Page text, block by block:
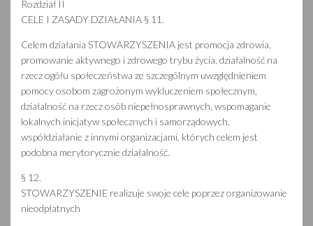
Rozdział II
CELE I ZASADY DZIAŁANIA § 11.
Celem działania STOWARZYSZENIA jest promocja zdrowia,
promowanie aktywnego i zdrowego trybu życia, działalność na
rzecz ogółu społeczeństwa ze szczególnym uwzględnieniem
pomocy osobom zagrożonym wykluczeniem społecznym,
działalność na rzecz osób niepełnosprawnych, wspomaganie
lokalnych inicjatyw społecznych i samorządowych,
współdziałanie z innymi organizacjami, których celem jest
podobna merytorycznie działalność.
§ 12.
STOWARZYSZENIE realizuje swoje cele poprzez organizowanie
nieodpłatnych